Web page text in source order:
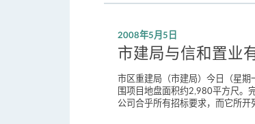
2008年5月5日
市建局与信和置业
市区重建局（市建局）今日（星
围项目地盘面积约2,980平方尺。
公司合乎所有招标要求，而它所